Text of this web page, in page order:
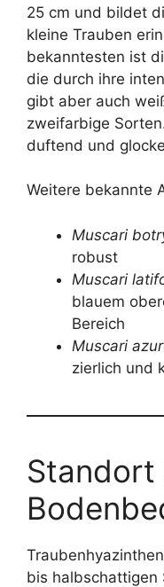
25 cm und bildet
kleine Trauben
bekanntesten ist
die durch ihre
gibt aber auch
zweifarbige
duftend und
Weitere bekannte
Muscari
robust
Muscari
blauem
Bereich
Muscari
zierlich und
Standort
bis halbschattigen